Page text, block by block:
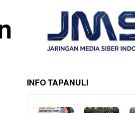
INFO TAPANULI